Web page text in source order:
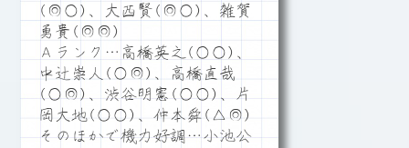
(◎○)、大西賢(◎○)、雑賀
勇貴(◎◎)
Ａランク…高橋英之(○○)、
中辻崇人(○◎)、高橋直哉
(○◎)、渋谷明憲(○○)、片
岡大地(○○)、仲本舜(△◎)
そのほかで機力好調…小池公